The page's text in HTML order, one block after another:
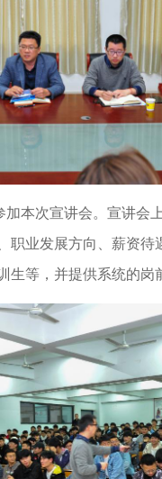
本次宣讲会。宣讲会
业发展方向、薪资待
等，并提供系统的岗